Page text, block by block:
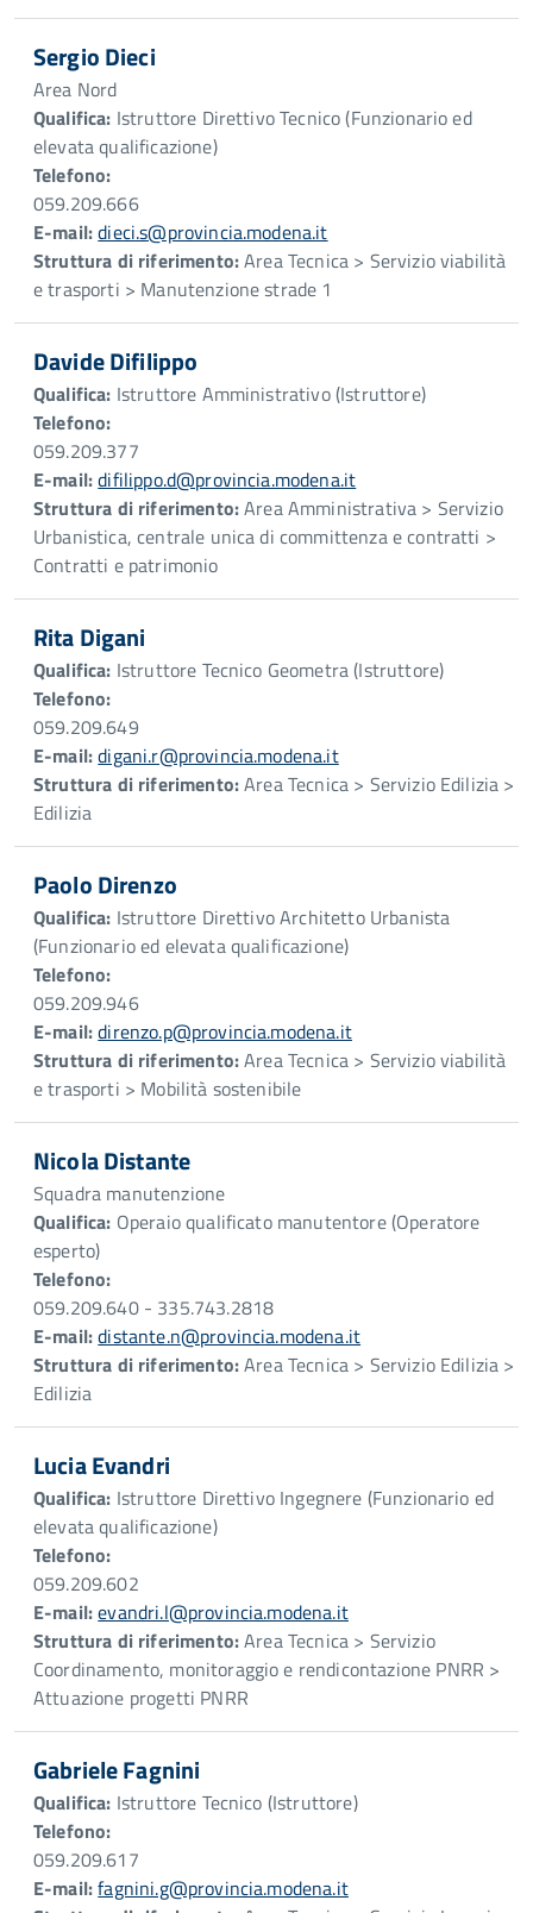
Sergio Dieci
Area Nord
Qualifica: Istruttore Direttivo Tecnico (Funzionario ed
elevata qualificazione)
Telefono:
059.209.666
E-mail:dieci.s@provincia.modena.it
Struttura di riferimento:Area Tecnica > Servizio viabilità
e trasporti > Manutenzione strade 1
Davide Difilippo
Qualifica: Istruttore Amministrativo (Istruttore)
Telefono:
059.209.377
E-mail:difilippo.d@provincia.modena.it
Struttura di riferimento:Area Amministrativa > Servizio
Urbanistica, centrale unica di committenza e contratti >
Contratti e patrimonio
Rita Digani
Qualifica: Istruttore Tecnico Geometra (Istruttore)
Telefono:
059.209.649
E-mail:digani.r@provincia.modena.it
Struttura di riferimento:Area Tecnica > Servizio Edilizia >
Edilizia
Paolo Direnzo
Qualifica: Istruttore Direttivo Architetto Urbanista
(Funzionario ed elevata qualificazione)
Telefono:
059.209.946
E-mail:direnzo.p@provincia.modena.it
Struttura di riferimento:Area Tecnica > Servizio viabilità
e trasporti > Mobilità sostenibile
Nicola Distante
Squadra manutenzione
Qualifica: Operaio qualificato manutentore (Operatore
esperto)
Telefono:
059.209.640 - 335.743.2818
E-mail:distante.n@provincia.modena.it
Struttura di riferimento:Area Tecnica > Servizio Edilizia >
Edilizia
Lucia Evandri
Qualifica: Istruttore Direttivo Ingegnere (Funzionario ed
elevata qualificazione)
Telefono:
059.209.602
E-mail:evandri.l@provincia.modena.it
Struttura di riferimento:Area Tecnica > Servizio
Coordinamento, monitoraggio e rendicontazione PNRR >
Attuazione progetti PNRR
Gabriele Fagnini
Qualifica: Istruttore Tecnico (Istruttore)
Telefono:
059.209.617
E-mail:fagnini.g@provincia.modena.it